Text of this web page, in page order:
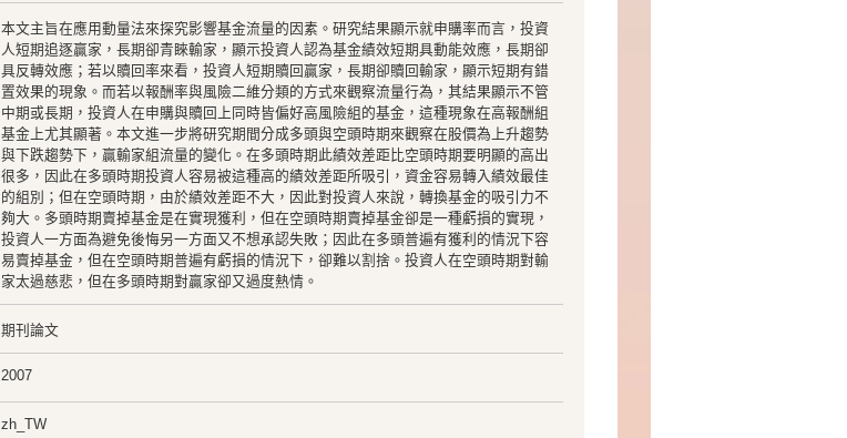
本文主旨在應用動量法來探究影響基金流量的因素。研究結果顯示就申購率而言，投資
人短期追逐贏家，長期卻青睞輸家，顯示投資人認為基金績效短期具動能效應，長期卻
具反轉效應；若以贖回率來看，投資人短期贖回贏家，長期卻贖回輸家，顯示短期有錯
置效果的現象。而若以報酬率與風險二維分類的方式來觀察流量行為，其結果顯示不管
中期或長期，投資人在申購與贖回上同時皆偏好高風險組的基金，這種現象在高報酬組
基金上尤其顯著。本文進一步將研究期間分成多頭與空頭時期來觀察在股價為上升趨勢
與下跌趨勢下，贏輸家組流量的變化。在多頭時期此績效差距比空頭時期要明顯的高出
很多，因此在多頭時期投資人容易被這種高的績效差距所吸引，資金容易轉入績效最佳
的組別；但在空頭時期，由於績效差距不大，因此對投資人來說，轉換基金的吸引力不
夠大。多頭時期賣掉基金是在實現獲利，但在空頭時期賣掉基金卻是一種虧損的實現，
投資人一方面為避免後悔另一方面又不想承認失敗；因此在多頭普遍有獲利的情況下容
易賣掉基金，但在空頭時期普遍有虧損的情況下，卻難以割捨。投資人在空頭時期對輸
家太過慈悲，但在多頭時期對贏家卻又過度熱情。
期刊論文
2007
zh_TW